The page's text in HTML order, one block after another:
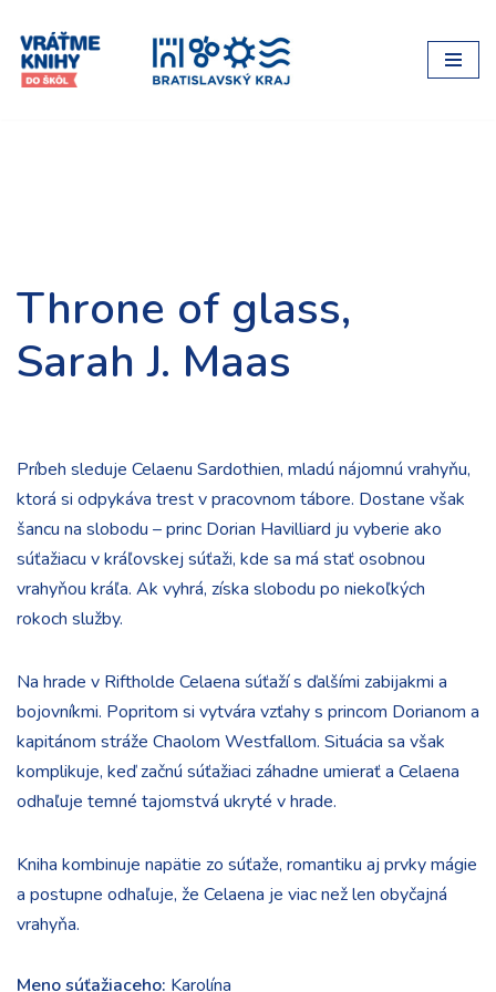
Preskočiť
na
Throne of glass,
Sarah J. Maas
Príbeh sleduje Celaenu Sardothien, mladú nájomnú vrahyňu,
ktorá si odpykáva trest v pracovnom tábore. Dostane však
šancu na slobodu – princ Dorian Havilliard ju vyberie ako
súťažiacu v kráľovskej súťaži, kde sa má stať osobnou
vrahyňou kráľa. Ak vyhrá, získa slobodu po niekoľkých
rokoch služby.
Na hrade v Riftholde Celaena súťaží s ďalšími zabijakmi a
bojovníkmi. Popritom si vytvára vzťahy s princom Dorianom a
kapitánom stráže Chaolom Westfallom. Situácia sa však
komplikuje, keď začnú súťažiaci záhadne umierať a Celaena
odhaľuje temné tajomstvá ukryté v hrade.
Kniha kombinuje napätie zo súťaže, romantiku aj prvky mágie
a postupne odhaľuje, že Celaena je viac než len obyčajná
vrahyňa.
Meno súťažiaceho: Karolína